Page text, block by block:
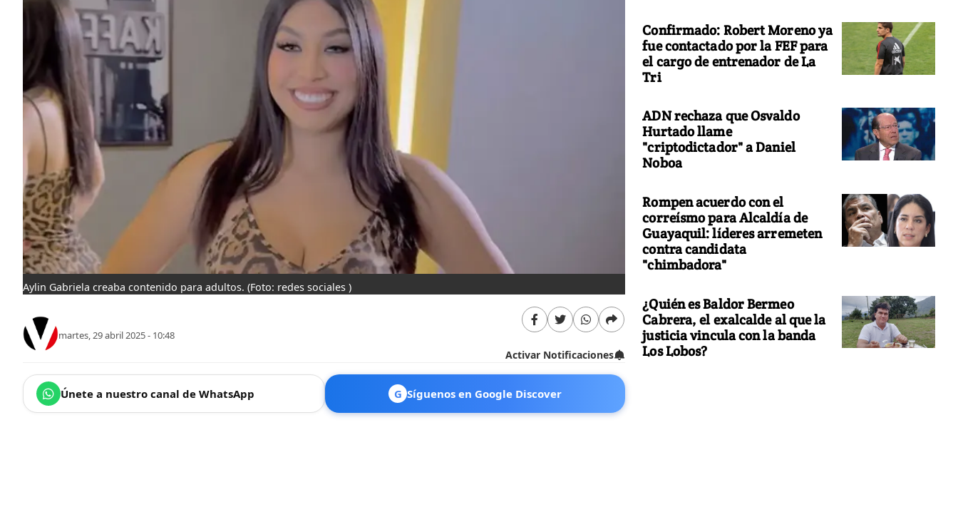
Aylin Gabriela creaba contenido para adultos. (Foto: redes sociales )
martes, 29 abril 2025 - 10:48
Activar Notificaciones
Únete a nuestro canal de WhatsApp G Síguenos en Google Discover
Confirmado: Robert Moreno ya
fue contactado por la FEF para
el cargo de entrenador de La
Tri
ADN rechaza que Osvaldo
Hurtado llame
"criptodictador" a Daniel
Noboa
Rompen acuerdo con el
correísmo para Alcaldía de
Guayaquil: líderes arremeten
contra candidata
"chimbadora"
¿Quién es Baldor Bermeo
Cabrera, el exalcalde al que la
justicia vincula con la banda
Los Lobos?